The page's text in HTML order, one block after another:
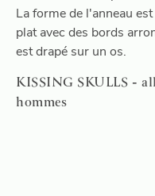
KISSING SKULLS -
hommes